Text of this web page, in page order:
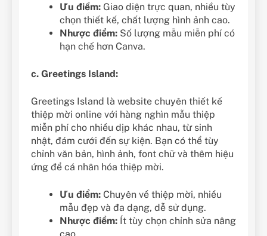
Ưu điểm: Giao diện trực quan, nhiều tùy
chọn thiết kế, chất lượng hình ảnh cao.
Nhược điểm: Số lượng mẫu miễn phí có
hạn chế hơn Canva.
c. Greetings Island:
Greetings Island là website chuyên thiết kế
thiệp mời online với hàng nghìn mẫu thiệp
miễn phí cho nhiều dịp khác nhau, từ sinh
nhật, đám cưới đến sự kiện. Bạn có thể tùy
chỉnh văn bản, hình ảnh, font chữ và thêm hiệu
ứng để cá nhân hóa thiệp mời.
Ưu điểm: Chuyên về thiệp mời, nhiều
mẫu đẹp và đa dạng, dễ sử dụng.
Nhược điểm: Ít tùy chọn chỉnh sửa nâng
cao.